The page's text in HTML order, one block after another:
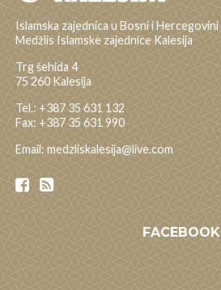
Islamska zajednica u Bosni i Hercegovini
Medžlis Islamske zajednice Kalesija
Trg šehida 4
75 260 Kalesija
Tel.: +387 35 631 132
Fax: +387 35 631 990
Email: medzliskalesija@live.com
FACEBOOK